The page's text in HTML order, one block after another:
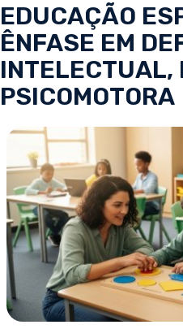
EDUCAÇÃO
ÊNFASE EM
INTELECTUAL,
PSICOMOTORA